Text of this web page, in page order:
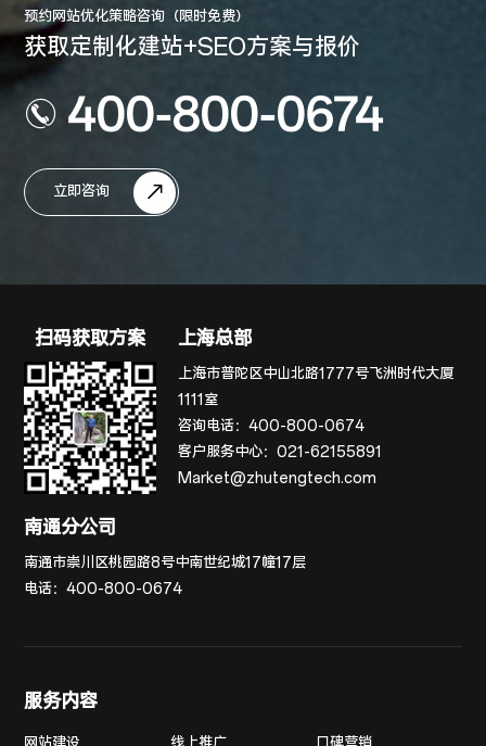
预约网站优化策略咨询（限时免费）
获取定制化建站+SEO方案与报价
400-800-0674
立即咨询
扫码获取方案 上海总部
上海市普陀区中山北路1777号飞洲时代大厦
1111室
咨询电话：400-800-0674
客户服务中心：021-62155891
Market@zhutengtech.com
南通分公司
南通市崇川区桃园路8号中南世纪城17幢17层
电话：400-800-0674
服务内容